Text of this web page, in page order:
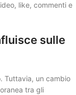
like, commenti e
sulle
Tuttavia, un cambio
tra gli